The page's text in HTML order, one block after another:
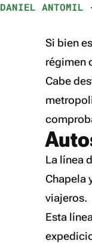
DANIEL ANTOMIL
Si bien
régimen
Cabe
La línea
Chapela
viajeros.
Esta